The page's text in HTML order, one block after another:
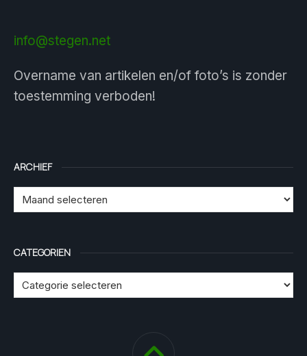
info@stegen.net
Overname van artikelen en/of foto’s is zonder
toestemming verboden!
ARCHIEF
CATEGORIEN